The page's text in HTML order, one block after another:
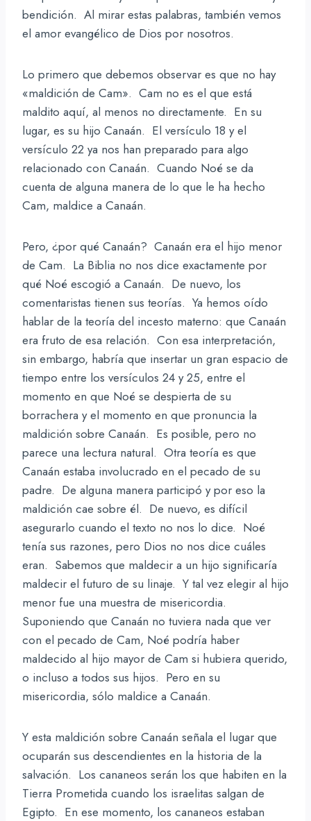
bendición. Al mirar estas palabras, también vemos
el amor evangélico de Dios por nosotros.
Lo primero que debemos observar es que no hay
«maldición de Cam». Cam no es el que está
maldito aquí, al menos no directamente. En su
lugar, es su hijo Canaán. El versículo 18 y el
versículo 22 ya nos han preparado para algo
relacionado con Canaán. Cuando Noé se da
cuenta de alguna manera de lo que le ha hecho
Cam, maldice a Canaán.
Pero, ¿por qué Canaán? Canaán era el hijo menor
de Cam. La Biblia no nos dice exactamente por
qué Noé escogió a Canaán. De nuevo, los
comentaristas tienen sus teorías. Ya hemos oído
hablar de la teoría del incesto materno: que Canaán
era fruto de esa relación. Con esa interpretación,
sin embargo, habría que insertar un gran espacio de
tiempo entre los versículos 24 y 25, entre el
momento en que Noé se despierta de su
borrachera y el momento en que pronuncia la
maldición sobre Canaán. Es posible, pero no
parece una lectura natural. Otra teoría es que
Canaán estaba involucrado en el pecado de su
padre. De alguna manera participó y por eso la
maldición cae sobre él. De nuevo, es difícil
asegurarlo cuando el texto no nos lo dice. Noé
tenía sus razones, pero Dios no nos dice cuáles
eran. Sabemos que maldecir a un hijo significaría
maldecir el futuro de su linaje. Y tal vez elegir al hijo
menor fue una muestra de misericordia.
Suponiendo que Canaán no tuviera nada que ver
con el pecado de Cam, Noé podría haber
maldecido al hijo mayor de Cam si hubiera querido,
o incluso a todos sus hijos. Pero en su
misericordia, sólo maldice a Canaán.
Y esta maldición sobre Canaán señala el lugar que
ocuparán sus descendientes en la historia de la
salvación. Los cananeos serán los que habiten en la
Tierra Prometida cuando los israelitas salgan de
Egipto. En ese momento, los cananeos estaban